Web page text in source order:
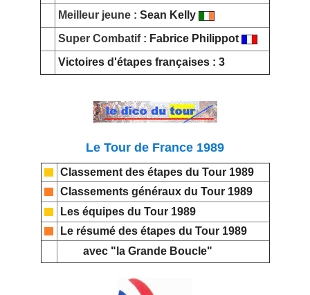
Meilleur jeune : Sean Kelly
Super Combatif : Fabrice Philippot
Victoires d'étapes françaises : 3
Le Tour de France 1989
Classement des étapes du Tour 1989
Classements généraux du Tour 1989
Les équipes du Tour 1989
Le résumé des étapes du Tour 1989
avec "la Grande Boucle"